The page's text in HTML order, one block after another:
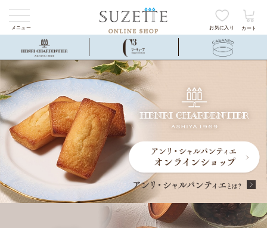
メニュー お気に入り カート